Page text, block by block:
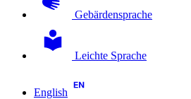
Gebärdensprache
Leichte Sprache
English